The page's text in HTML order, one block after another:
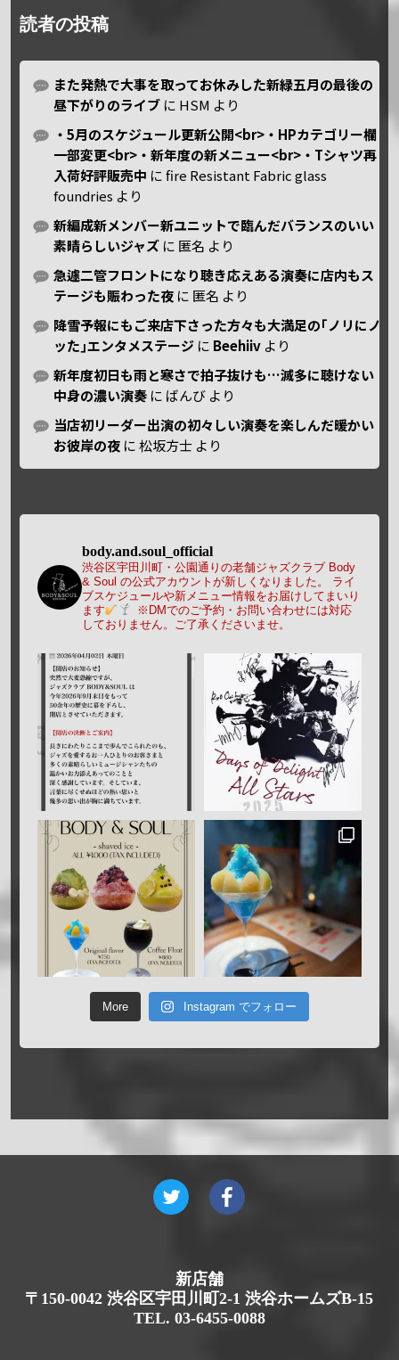
読者の投稿
また発熱で大事を取ってお休みした新緑五月の最後の
昼下がりのライブ に HSM より
・5月のスケジュール更新公開<br>・HPカテゴリー欄
一部変更<br>・新年度の新メニュー<br>・Tシャツ再
入荷好評販売中 にfire Resistant Fabric glass
foundries より
新編成新メンバー新ユニットで臨んだバランスのいい
素晴らしいジャズ に 匿名 より
急遽二管フロントになり聴き応えある演奏に店内もス
テージも賑わった夜 に 匿名 より
降雪予報にもご来店下さった方々も大満足の｢ノリにノ
ッた｣エンタメステージ に Beehiiv より
新年度初日も雨と寒さで拍子抜けも…滅多に聴けない
中身の濃い演奏 に ばんび より
当店初リーダー出演の初々しい演奏を楽しんだ暖かい
お彼岸の夜 に松坂方士 より
body.and.soul_official
渋谷区宇田川町・公園通りの老舗ジャズクラブ Body
& Soul の公式アカウントが新しくなりました。
ライ
ブスケジュールや新メニュー情報をお届けしてまいり
ます
※DMでのご予約・お問い合わせには対応
しておりません。ご了承くださいませ。
More Instagram でフォロー
新店舗
〒150-0042 渋谷区宇田川町2-1 渋谷ホームズB-15
TEL. 03-6455-0088